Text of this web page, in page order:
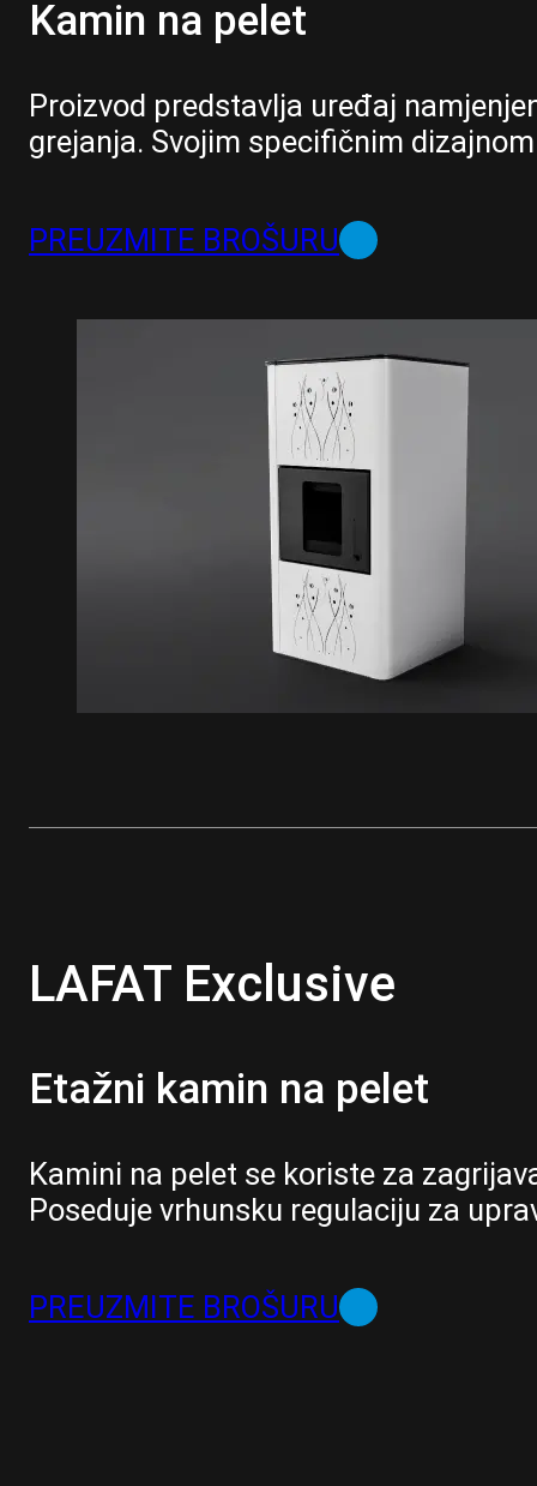
Kamin na pelet
Proizvod predstavlja uređaj
grejanja. Svojim specifičnim
PREUZMITE BROŠURU
LAFAT Exclusive
Etažni kamin na pelet
Kamini na pelet se koriste za
Poseduje vrhunsku regulaciju za
PREUZMITE BROŠURU